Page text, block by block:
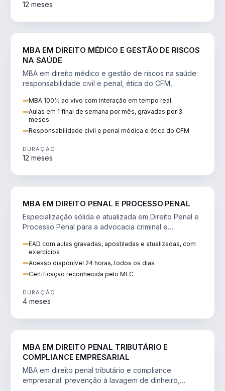
12 meses
MBA EM DIREITO MÉDICO E GESTÃO DE RISCOS
NA SAÚDE
MBA em direito médico e gestão de riscos na saúde:
responsabilidade civil e penal, ética do CFM,
MBA 100% ao vivo com interação em tempo real
Aulas em 1 final de semana por mês, gravadas por 3
meses
Responsabilidade civil e penal médica e ética do CFM
DURAÇÃO
12 meses
MBA EM DIREITO PENAL E PROCESSO PENAL
Especialização sólida e atualizada em Direito Penal e
Processo Penal para a advocacia criminal e
EAD com aulas gravadas, apostiladas e atualizadas, com
exercícios
Acesso disponível 24 horas, todos os dias
Certificação reconhecida pelo MEC
DURAÇÃO
4 meses
MBA EM DIREITO PENAL TRIBUTÁRIO E
COMPLIANCE EMPRESARIAL
MBA em direito penal tributário e compliance
empresarial: prevenção à lavagem de dinheiro,